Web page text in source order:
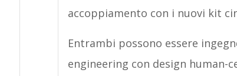
accoppiamento con i nuovi kit
Entrambi possono essere
engineering con design